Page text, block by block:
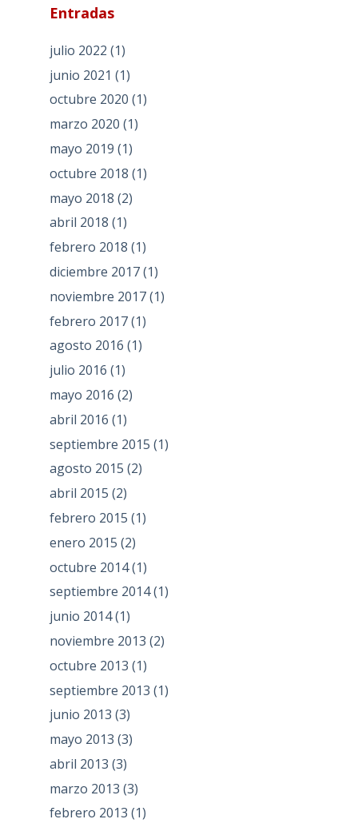
Entradas
julio 2022 (1)
junio 2021 (1)
octubre 2020 (1)
marzo 2020 (1)
mayo 2019 (1)
octubre 2018 (1)
mayo 2018 (2)
abril 2018 (1)
febrero 2018 (1)
diciembre 2017(1)
noviembre 2017(1)
febrero 2017(1)
agosto 2016 (1)
julio 2016 (1)
mayo 2016 (2)
abril 2016 (1)
septiembre 2015 (1)
agosto 2015 (2)
abril 2015 (2)
febrero 2015 (1)
enero 2015 (2)
octubre 2014(1)
septiembre 2014(1)
junio 2014(1)
noviembre 2013 (2)
octubre 2013 (1)
septiembre 2013 (1)
junio 2013 (3)
mayo 2013 (3)
abril 2013 (3)
marzo 2013 (3)
febrero 2013 (1)